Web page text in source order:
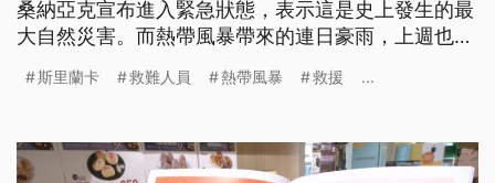
桑納亞克宣布進入緊急狀態，表示這是史上發生的最
大自然災害。而熱帶風暴帶來的連日豪雨，上週也重
900人罹難。
斯里蘭卡 救難人員 熱帶風暴 救援 ...